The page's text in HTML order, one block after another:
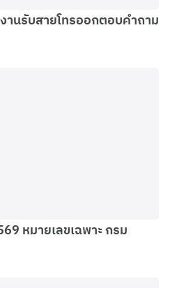
นรับสายโทรออกตอบคำถาม
หมายเลขเฉพาะ กรม